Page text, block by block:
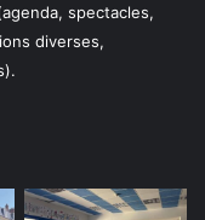
spectacles,
diverses,